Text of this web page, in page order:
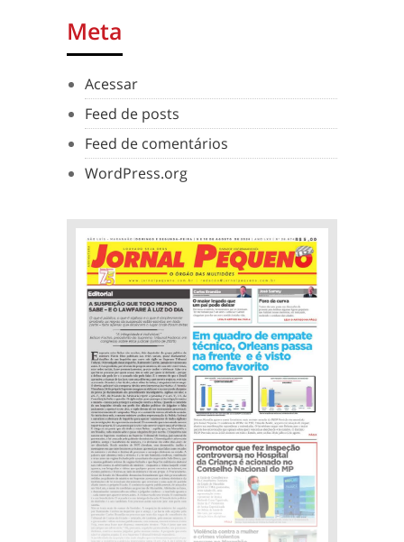
Meta
Acessar
Feed de posts
Feed de comentários
WordPress.org